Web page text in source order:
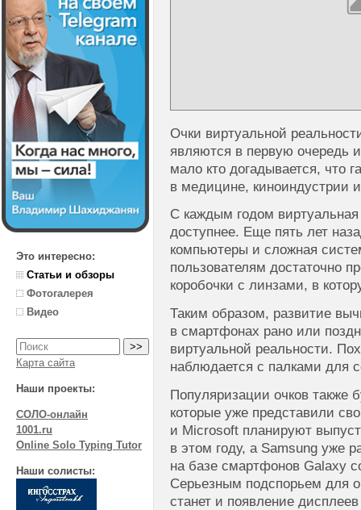
Это интересно:
Статьи и обзоры
Фотогалерея
Видео
Карта сайта
Наши проекты:
СОЛО-онлайн
1001.ru
Online Solo Typing Tutor
Наши солисты:
Очки виртуальной
являются в первую очередь
мало кто догадывается, что
в медицине, киноиндустрии
С каждым годом виртуальная
доступнее. Еще пять лет
компьютеры и сложная
пользователям достаточно
коробочки с линзами, в
Таким образом, развитие
в смартфонах рано или
виртуальной реальности.
наблюдается с палками для
Популяризации очков также
которые уже представили
и Microsoft планируют
в этом году, а Samsung уже
на базе смартфонов Galaxy
Серьезным подспорьем для
станет и появление